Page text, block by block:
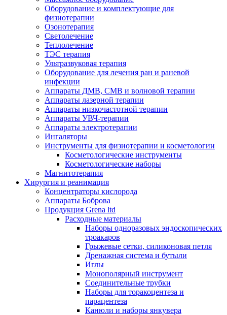
Оборудование и комплектующие для
физиотерапии
Озонотерапия
Светолечение
Теплолечение
ТЭС терапия
Ультразвуковая терапия
Оборудование для лечения ран и раневой
инфекции
Аппараты ДМВ, СМВ и волновой терапии
Аппараты лазерной терапии
Аппараты низкочастотной терапии
Аппараты УВЧ-терапии
Аппараты электротерапии
Ингаляторы
Инструменты для физиотерапии и косметологии
Косметологические инструменты
Косметологические наборы
Магнитотерапия
Хирургия и реанимация
Концентраторы кислорода
Аппараты Боброва
Продукция Grena ltd
Расходные материалы
Наборы одноразовых эндоскопических
троакаров
Грыжевые сетки, силиконовая петля
Дренажная система и бутыли
Иглы
Монополярный инструмент
Соединительные трубки
Наборы для торакоцентеза и
парацентеза
Канюли и наборы янкувера